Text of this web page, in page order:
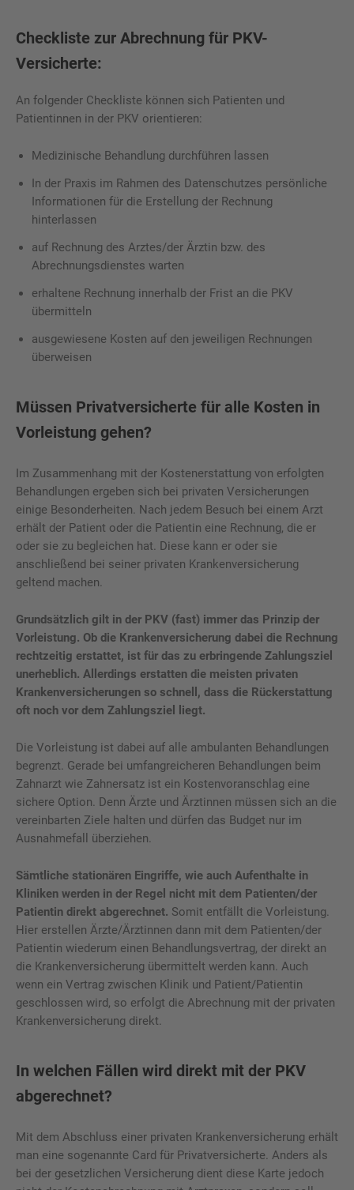
Checkliste zur Abrechnung für PKV-
Versicherte:
An folgender Checkliste können sich Patienten und
Patientinnen in der PKV orientieren:
Medizinische Behandlung durchführen lassen
In der Praxis im Rahmen des Datenschutzes persönliche
Informationen für die Erstellung der Rechnung
hinterlassen
auf Rechnung des Arztes/der Ärztin bzw. des
Abrechnungsdienstes warten
erhaltene Rechnung innerhalb der Frist an die PKV
übermitteln
ausgewiesene Kosten auf den jeweiligen Rechnungen
überweisen
Müssen Privatversicherte für alle Kosten in
Vorleistung gehen?
Im Zusammenhang mit der Kostenerstattung von erfolgten
Behandlungen ergeben sich bei privaten Versicherungen
einige Besonderheiten. Nach jedem Besuch bei einem Arzt
erhält der Patient oder die Patientin eine Rechnung, die er
oder sie zu begleichen hat. Diese kann er oder sie
anschließend bei seiner privaten Krankenversicherung
geltend machen.
Grundsätzlich gilt in der PKV (fast) immer das Prinzip der
Vorleistung. Ob die Krankenversicherung dabei die Rechnung
rechtzeitig erstattet, ist für das zu erbringende Zahlungsziel
unerheblich. Allerdings erstatten die meisten privaten
Krankenversicherungen so schnell, dass die Rückerstattung
oft noch vor dem Zahlungsziel liegt.
Die Vorleistung ist dabei auf alle ambulanten Behandlungen
begrenzt. Gerade bei umfangreicheren Behandlungen beim
Zahnarzt wie Zahnersatz ist ein Kostenvoranschlag eine
sichere Option. Denn Ärzte und Ärztinnen müssen sich an die
vereinbarten Ziele halten und dürfen das Budget nur im
Ausnahmefall überziehen.
Sämtliche stationären Eingriffe, wie auch Aufenthalte in
Kliniken werden in der Regel nicht mit dem Patienten/der
Patientin direkt abgerechnet. Somit entfällt die Vorleistung.
Hier erstellen Ärzte/Ärztinnen dann mit dem Patienten/der
Patientin wiederum einen Behandlungsvertrag, der direkt an
die Krankenversicherung übermittelt werden kann. Auch
wenn ein Vertrag zwischen Klinik und Patient/Patientin
geschlossen wird, so erfolgt die Abrechnung mit der privaten
Krankenversicherung direkt.
In welchen Fällen wird direkt mit der PKV
abgerechnet?
Mit dem Abschluss einer privaten Krankenversicherung erhält
man eine sogenannte Card für Privatversicherte. Anders als
bei der gesetzlichen Versicherung dient diese Karte jedoch